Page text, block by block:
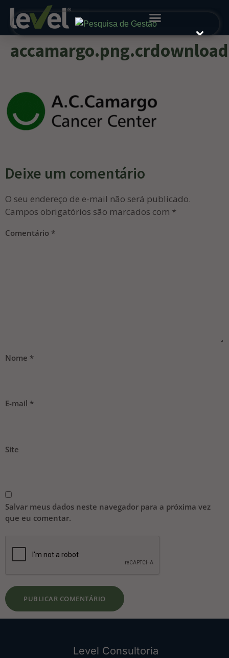
accamargo.png.crdownload
Deixe um comentário
O seu endereço de e-mail não será publicado.
Campos obrigatórios são marcados com *
Comentário *
Nome *
E-mail *
Site
Salvar meus dados neste navegador para a próxima vez
que eu comentar.
Level Consultoria